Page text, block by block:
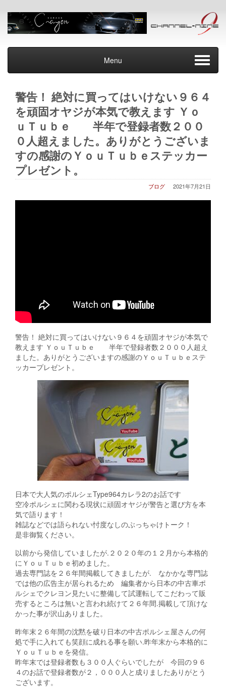
Menu
警告！ 絶対に買ってはいけない９６４
を頑固オヤジが本気で教えます Ｙｏ
ｕＴｕｂｅ 半年で登録者数２００
０人超えました。ありがとうございま
すの感謝のＹｏｕＴｕｂｅステッカー
プレゼント。
2021年7月21日
ブログ
警告！ 絶対に買ってはいけない９６４を頑固オヤジが本気で
教えます ＹｏｕＴｕｂｅ 半年で登録者数２０００人超え
ました。ありがとうございますの感謝のＹｏｕＴｕｂｅステ
ッカープレゼント。
日本で大人気のポルシェType964カレラ2のお話です
空冷ポルシェに関わる現状に頑固オヤジが警告と選び方を本
気で語ります！
雑誌などでは語られない忖度なしのぶっちゃけトーク！
是非御覧ください。
以前から発信していましたが.２０２０年の１２月から本格的
にＹｏｕＴｕｂｅ初めました。
過去専門誌を２６年間掲載してきましたが. なかかな専門誌
では他の広告主が居られるため 編集者から日本の中古車ポ
ルシェでクレヨン見たいに整備して試運転してこだわって販
売するところは無いと言われ続けて２６年間.掲載して頂けな
かった事が沢山ありました。
昨年末２６年間の沈黙を破り日本の中古ポルシェ屋さんの何
処で手に入れても笑顔に成れる事を願い.昨年末から本格的に
ＹｏｕＴｕｂｅを発信。
昨年末では登録者数も３００人ぐらいでしたが 今回の９６
４のお話で登録者数が２，０００人と成りましたありがとう
ございます。